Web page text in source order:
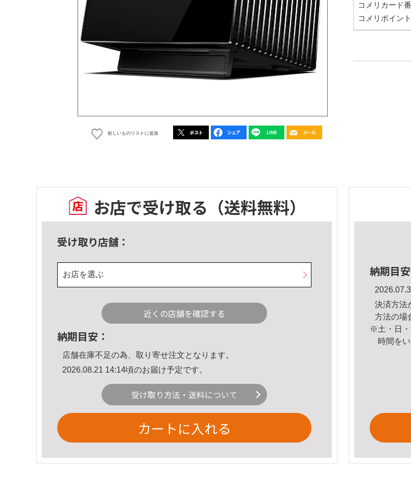
欲しいものリストに追加
コメリカード
コメリポイン
お店で受け取る （送料無料）
受け取り店舗：
お店を選ぶ
近くの店舗を確認する
納期目安：
店舗在庫不足の為、取り寄せ注文となります。
2026.08.21 14:14頃のお届け予定です。
受け取り方法・送料について
カートに入れる
納期目安
決済方法
方法の場
※土・日・
時間を